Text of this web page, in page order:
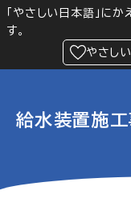
「やさしい日本語」に
す。
やさし
給水装置施